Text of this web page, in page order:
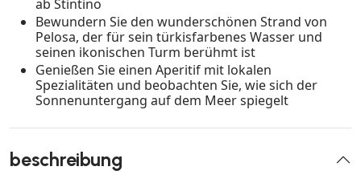
ab Stintino
Bewundern Sie den wunderschönen Strand von
Pelosa, der für sein türkisfarbenes Wasser und
seinen ikonischen Turm berühmt ist
Genießen Sie einen Aperitif mit lokalen
Spezialitäten und beobachten Sie, wie sich der
Sonnenuntergang auf dem Meer spiegelt
beschreibung